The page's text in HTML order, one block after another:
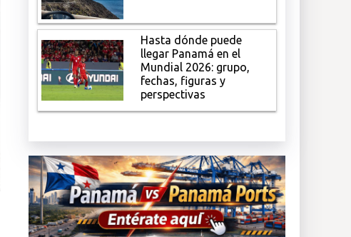
Hasta dónde puede
llegar Panamá en el
Mundial 2026: grupo,
fechas, figuras y
perspectivas